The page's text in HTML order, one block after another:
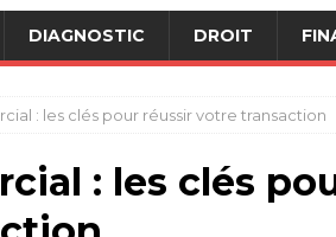
DIAGNOSTIC DROIT
: les clés pour réussir votre transaction
: les clés